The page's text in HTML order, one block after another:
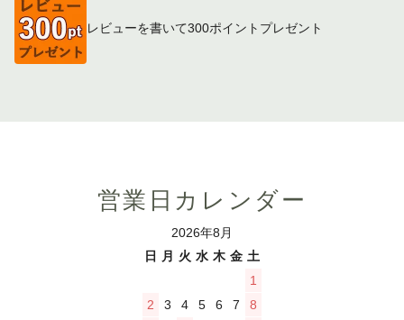
レビューを書いて300ポイントプレゼント
営業日カレンダー
2026年8月
日
月 火 水 木 金 土
1
2
3 4 5 6 7 8